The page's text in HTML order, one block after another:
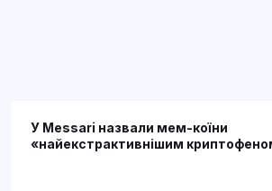
У Messari назвали мем-коїни
«найекстрактивнішим